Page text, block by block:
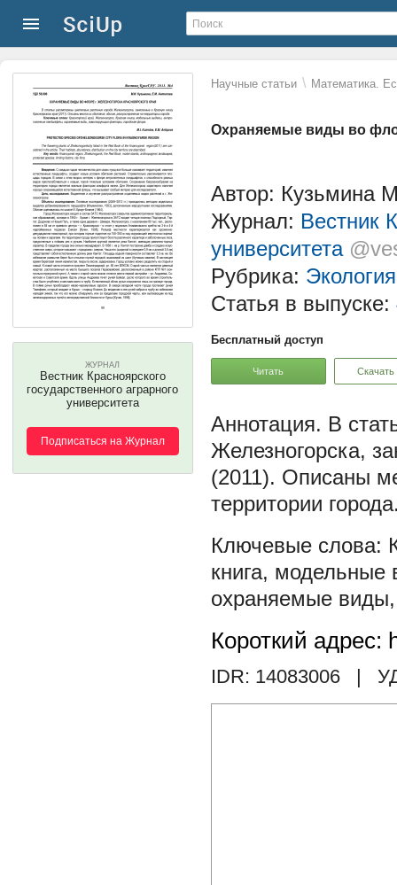
Научные статьи \ Математика.
Охраняемые виды во
ЖУРНАЛ
Вестник Красноярского
государственного аграрного
университета
Подписаться на Журнал
Автор: Кузьмина
Журнал: Вестник
университета
Рубрика: Экология
Статья в выпуске:
Бесплатный доступ
Читать Скачать
В
Железногорска,
(2011). Описаны
территории
книга, модельные
охраняемые виды
Короткий адрес:
IDR: 14083006 |